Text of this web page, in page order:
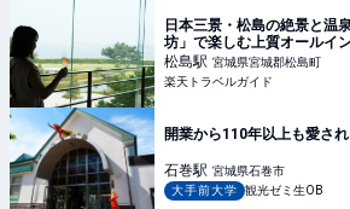
日本三景・松島の絶景と温
坊」で楽しむ上質オールイ
トラベル】
松島駅 宮城県宮城郡松島町
楽天トラベルガイド
開業から110年以上も愛さ
石巻駅 宮城県石巻市
大手前大学
観光ゼミ生OB